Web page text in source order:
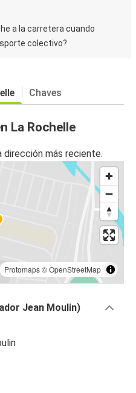
a la carretera cuando
colectivo?
Chaves
La Rochelle
más reciente.
Protomaps©OpenStreetMap
Jean Moulin)